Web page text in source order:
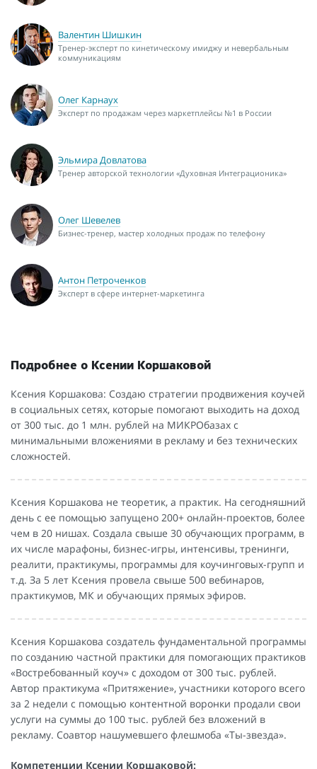
Валентин Шишкин
Тренер-эксперт по кинетическому имиджу и невербальным
коммуникациям
Олег Карнаух
Эксперт по продажам через маркетплейсы №1 в России
Эльмира Довлатова
Тренер авторской технологии «Духовная Интеграционика»
Олег Шевелев
Бизнес-тренер, мастер холодных продаж по телефону
Антон Петроченков
Эксперт в сфере интернет-маркетинга
Подробнее о Ксении Коршаковой
Ксения Коршакова: Создаю стратегии продвижения коучей
в социальных сетях, которые помогают выходить на доход
от 300 тыс. до 1 млн. рублей на МИКРОбазах с
минимальными вложениями в рекламу и без технических
сложностей.
Ксения Коршакова не теоретик, а практик. На сегодняшний
день с ее помощью запущено 200+ онлайн-проектов, более
чем в 20 нишах. Создала свыше 30 обучающих программ, в
их числе марафоны, бизнес-игры, интенсивы, тренинги,
реалити, практикумы, программы для коучинговых-групп и
т.д. За 5 лет Ксения провела свыше 500 вебинаров,
практикумов, МК и обучающих прямых эфиров.
Ксения Коршакова создатель фундаментальной программы
по созданию частной практики для помогающих практиков
«Востребованный коуч» с доходом от 300 тыс. рублей.
Автор практикума «Притяжение», участники которого всего
за 2 недели с помощью контентной воронки продали свои
услуги на суммы до 100 тыс. рублей без вложений в
рекламу. Соавтор нашумевшего флешмоба «Ты-звезда».
Компетенции Ксении Коршаковой: